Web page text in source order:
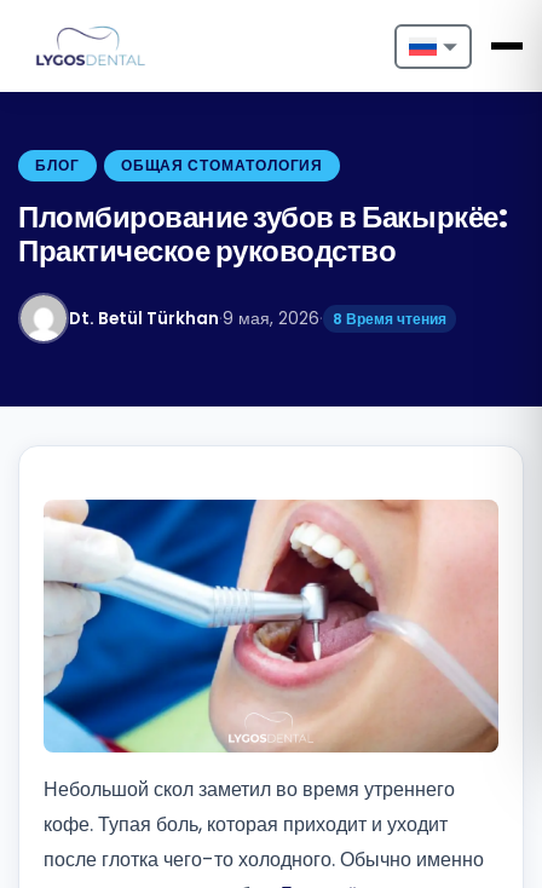
Nederlands
Français
Português
Русский
БЛОГ ОБЩАЯ СТОМАТОЛОГИЯ
Пломбирование зубов в Бакыркёе:
Практическое руководство
Dt. Betül Türkhan·9 мая, 2026· 8 Время чтения
Небольшой скол заметил во время утреннего
кофе. Тупая боль, которая приходит и уходит
после глотка чего-то холодного. Обычно именно